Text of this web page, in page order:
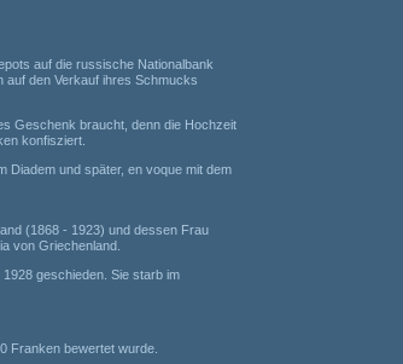
auf die russische Nationalbank
auf den Verkauf ihres Schmucks
Geschenk braucht, denn die Hochzeit
konfisziert.
Diadem und später, en voque mit dem
(1868 - 1923) und dessen Frau
von Griechenland.
geschieden. Sie starb im
Franken bewertet wurde.